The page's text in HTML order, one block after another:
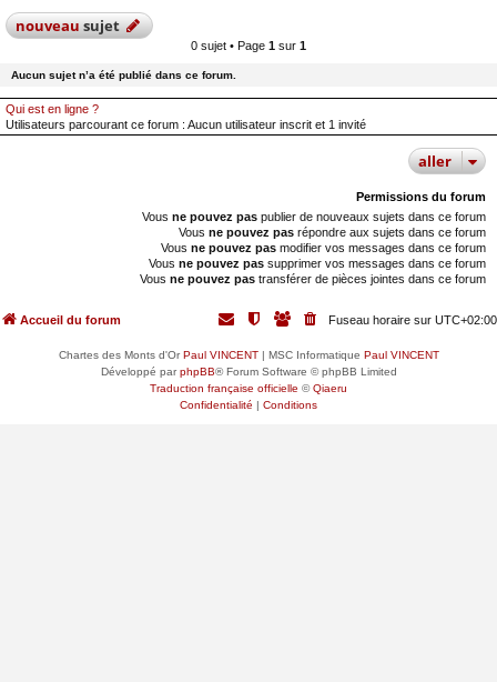
nouveausujet
0 sujet • Page 1 sur 1
Aucun sujet n’a été publié dans ce forum.
Qui est en ligne ?
Utilisateurs parcourant ce forum : Aucun utilisateur inscrit et 1 invité
aller
Permissions du forum
Vous ne pouvez pas publier de nouveaux sujets dans ce forum
Vous ne pouvez pas répondre aux sujets dans ce forum
Vous ne pouvez pas modifier vos messages dans ce forum
Vous ne pouvez pas supprimer vos messages dans ce forum
Vous ne pouvez pas transférer de pièces jointes dans ce forum
Accueil du forum Fuseau horaire sur UTC+02:00
Chartes des Monts d'OrPaul VINCENT| MSC Informatique Paul VINCENT
Développé parphpBB® Forum Software © phpBB Limited
Traduction française officielle ©Qiaeru
Confidentialité | Conditions